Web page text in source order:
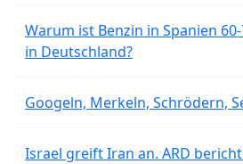
Warum ist Benzin in Spanien
in Deutschland?
Googeln, Merkeln, Schrödern,
Israel greift Iran an. ARD